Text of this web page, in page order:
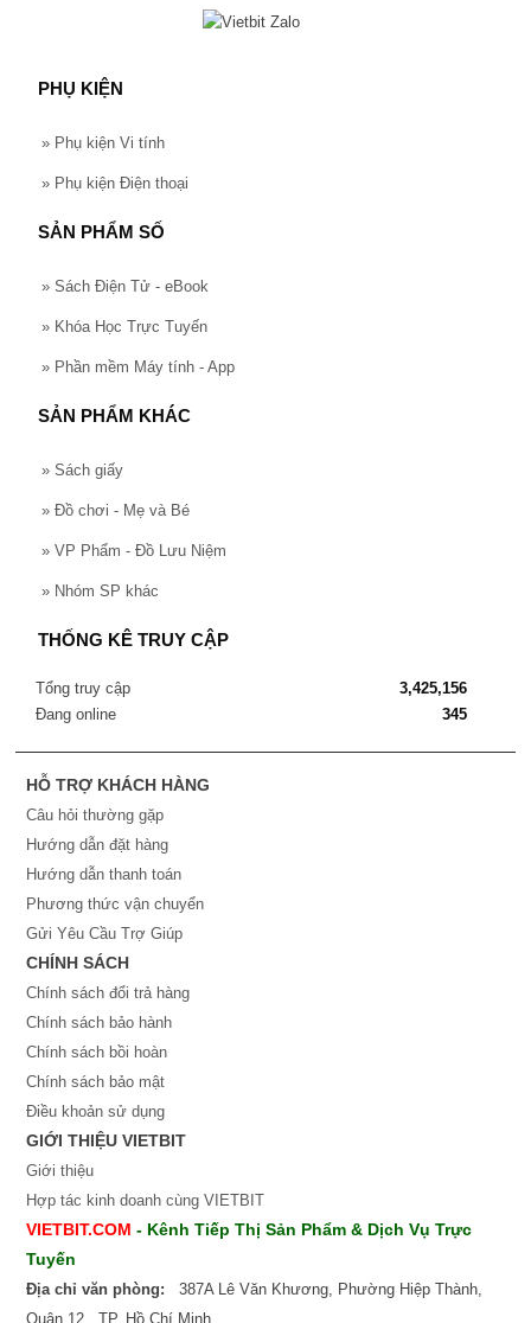
PHỤ KIỆN
» Phụ kiện Vi tính
» Phụ kiện Điện thoại
SẢN PHẨM SỐ
» Sách Điện Tử - eBook
» Khóa Học Trực Tuyến
» Phần mềm Máy tính - App
SẢN PHẨM KHÁC
» Sách giấy
» Đồ chơi - Mẹ và Bé
» VP Phẩm - Đồ Lưu Niệm
» Nhóm SP khác
THỐNG KÊ TRUY CẬP
Tổng truy cập
3,425,156
Đang online
345
HỖ TRỢ KHÁCH HÀNG
Câu hỏi thường gặp
Hướng dẫn đặt hàng
Hướng dẫn thanh toán
Phương thức vận chuyển
Gửi Yêu Cầu Trợ Giúp
CHÍNH SÁCH
Chính sách đổi trả hàng
Chính sách bảo hành
Chính sách bồi hoàn
Chính sách bảo mật
Điều khoản sử dụng
GIỚI THIỆU VIETBIT
Giới thiệu
Hợp tác kinh doanh cùng VIETBIT
VIETBIT.COM - Kênh Tiếp Thị Sản Phẩm & Dịch Vụ Trực
Tuyến
Địa chỉ văn phòng: 387A Lê Văn Khương, Phường Hiệp Thành,
Quận 12, TP. Hồ Chí Minh